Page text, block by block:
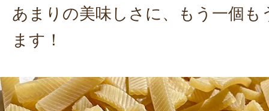
あまりの美味しさに、もう一個も
ます！